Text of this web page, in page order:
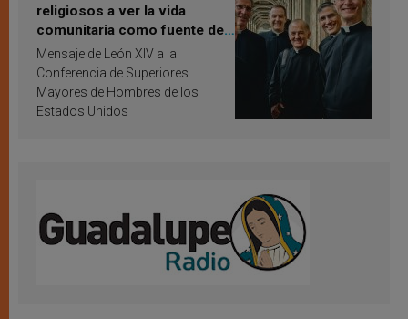
religiosos a ver la vida
comunitaria como fuente de
inspiración y santificación
Mensaje de León XIV a la
Conferencia de Superiores
Mayores de Hombres de los
Estados Unidos